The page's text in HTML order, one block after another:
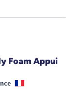
Foam Appui